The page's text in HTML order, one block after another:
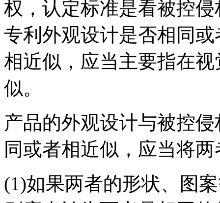
权，认定标准是看被控
专利外观设计是否相同
相近似，应当主要指在
似。
产品的外观设计与被控
同或者相近似，应当将
(1)如果两者的形状、图